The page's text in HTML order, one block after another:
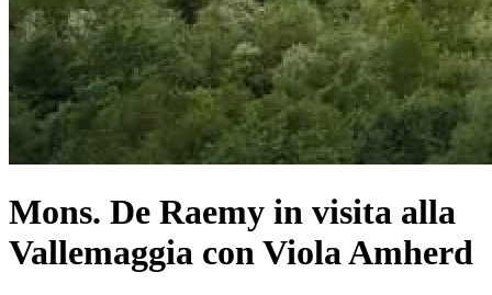
Mons. De Raemy in visita alla
Vallemaggia con Viola Amherd